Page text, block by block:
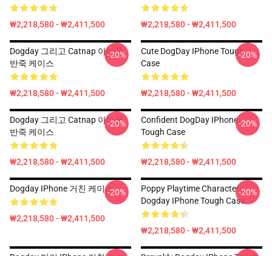
₩2,218,580 - ₩2,411,500 ₩2,218,580 - ₩2,411,500
Dogday 그리고 Catnap 아이폰
반죽 케이스
₩2,218,580 - ₩2,411,500
-20%
Cute DogDay IPhone Tough
Case
₩2,218,580 - ₩2,411,500
-20%
Dogday 그리고 Catnap 아이폰
반죽 케이스
₩2,218,580 - ₩2,411,500
-20%
Confident DogDay IPhone
Tough Case
₩2,218,580 - ₩2,411,500
-20%
Dogday IPhone 거친 케이스
₩2,218,580 - ₩2,411,500
-20%
Poppy Playtime Character:
Dogday IPhone Tough Case
₩2,218,580 - ₩2,411,500
-20%